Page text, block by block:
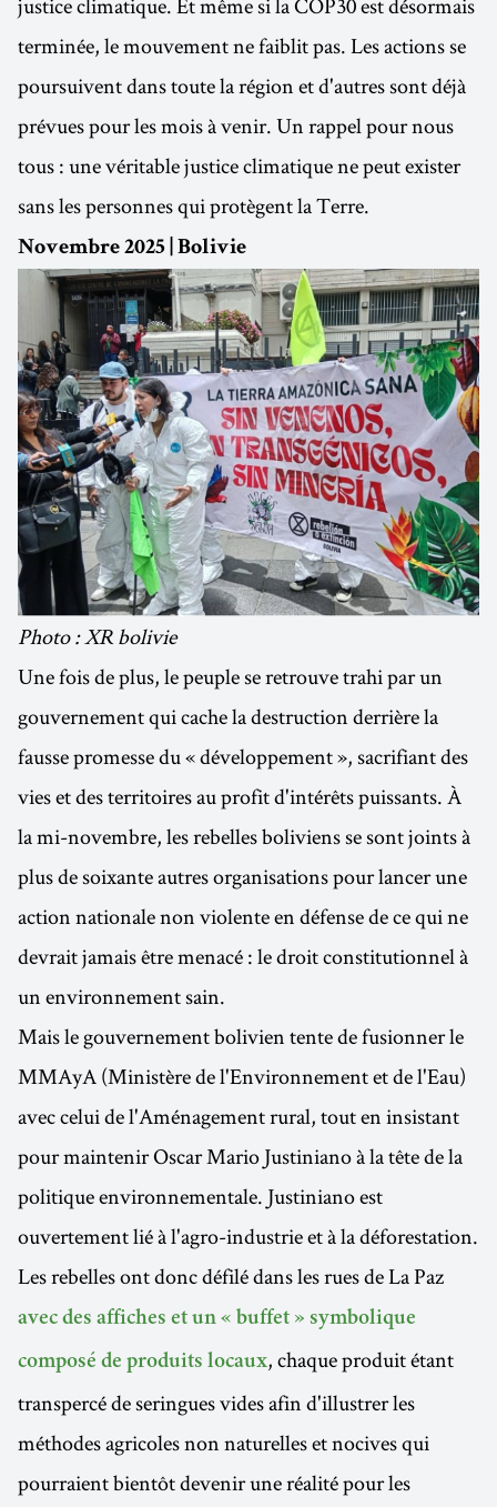
terminée, le mouvement ne faiblit pas. Les actions se
poursuivent dans toute la région et d'autres sont déjà
prévues pour les mois à venir. Un rappel pour nous
tous : une véritable justice climatique ne peut exister
sans les personnes qui protègent la Terre.
Novembre 2025 | Bolivie
Photo : XR bolivie
Une fois de plus, le peuple se retrouve trahi par un
gouvernement qui cache la destruction derrière la
fausse promesse du « développement », sacrifiant des
vies et des territoires au profit d'intérêts puissants. À
la mi-novembre, les rebelles boliviens se sont joints à
plus de soixante autres organisations pour lancer une
action nationale non violente en défense de ce qui ne
devrait jamais être menacé : le droit constitutionnel à
un environnement sain.
Mais le gouvernement bolivien tente de fusionner le
MMAyA (Ministère de l'Environnement et de l'Eau)
avec celui de l'Aménagement rural, tout en insistant
pour maintenir Oscar Mario Justiniano à la tête de la
politique environnementale. Justiniano est
ouvertement lié à l'agro-industrie et à la déforestation.
Les rebelles ont donc défilé dans les rues de La Paz
avec des affiches et un « buffet » symbolique
composé de produits locaux, chaque produit étant
transpercé de seringues vides afin d'illustrer les
méthodes agricoles non naturelles et nocives qui
pourraient bientôt devenir une réalité pour les